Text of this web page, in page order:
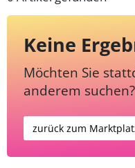
Keine
Möchten Sie
anderem suchen?
zurück zum